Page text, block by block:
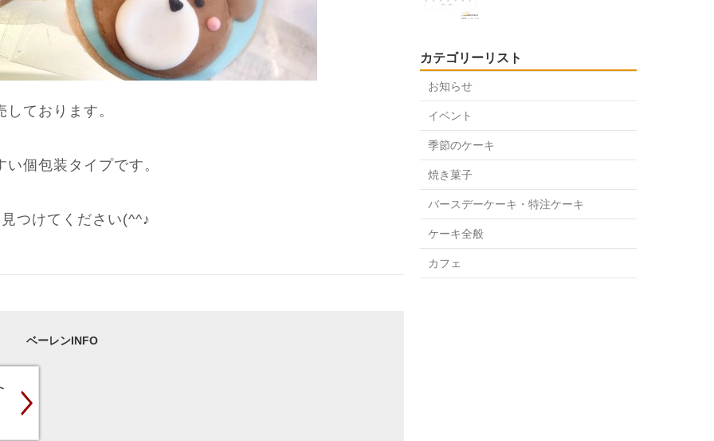
ております。
個包装タイプです。
つけてください(^^♪
ベーレンINFO
カテゴリーリスト
お知らせ
イベント
季節のケーキ
焼き菓子
バースデーケーキ・特注ケーキ
ケーキ全般
カフェ